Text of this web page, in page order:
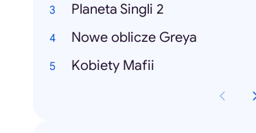
Planeta Singli 2
Nowe oblicze Greya
Kobiety Mafii